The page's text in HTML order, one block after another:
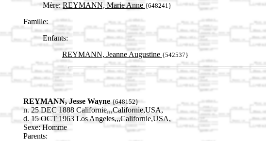
Mère: REYMANN, Marie Anne {648241}
Famille:
Enfants:
REYMANN, Jeanne Augustine {542537}
REYMANN, Jesse Wayne{648152}
n. 25 DEC 1888 Californie,,,Californie,USA,
d. 15 OCT 1963 Los Angeles,,,Californie,USA,
Sexe: Homme
Parents: